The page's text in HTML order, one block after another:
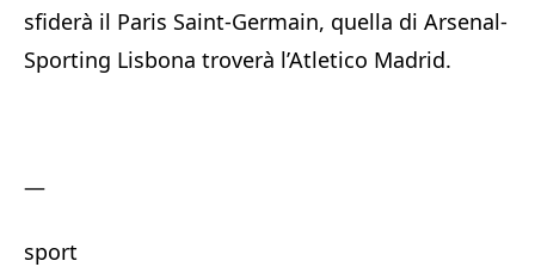
sfiderà il Paris Saint-Germain, quella di Arsenal-
Sporting Lisbona troverà l’Atletico Madrid.
—
sport